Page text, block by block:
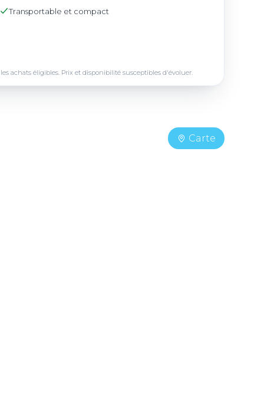
Transportable et compact
achats éligibles. Prix et disponibilité susceptibles d'évoluer.
Carte